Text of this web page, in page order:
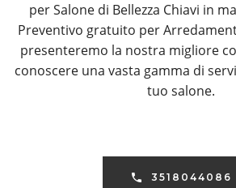
per Salone di Bellezza Chiavi in
Preventivo gratuito per
presenteremo la nostra migliore
conoscere una vasta gamma di
tuo salone.
3518044086